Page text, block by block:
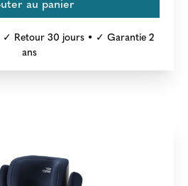
✓ Retour 30 jours • ✓ Garantie 2
ans